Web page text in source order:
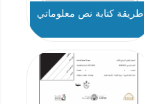
طريقة كتابة نص معلوماتي